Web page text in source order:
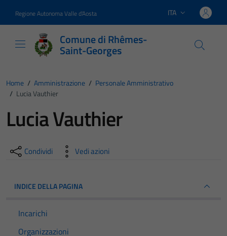
Regione Autonoma Valle d'Aosta Lingua attiva:
ITA
Comune di Rhêmes-
Saint-Georges
Home / Amministrazione / Personale Amministrativo
/ Lucia Vauthier
Lucia Vauthier
Condividi Vedi azioni
INDICE DELLA PAGINA
Incarichi
Organizzazioni